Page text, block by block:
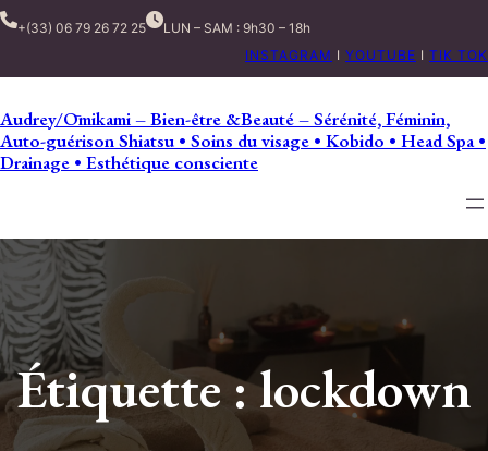
+(33) 06 79 26 72 25
LUN – SAM : 9h30 – 18h
INSTAGRAM I YOUTUBE I TIK TOK
Audrey/Ōmikami – Bien-être &Beauté – Sérénité, Féminin,
Auto-guérison Shiatsu • Soins du visage • Kobido • Head Spa •
Drainage • Esthétique consciente
Étiquette :lockdown